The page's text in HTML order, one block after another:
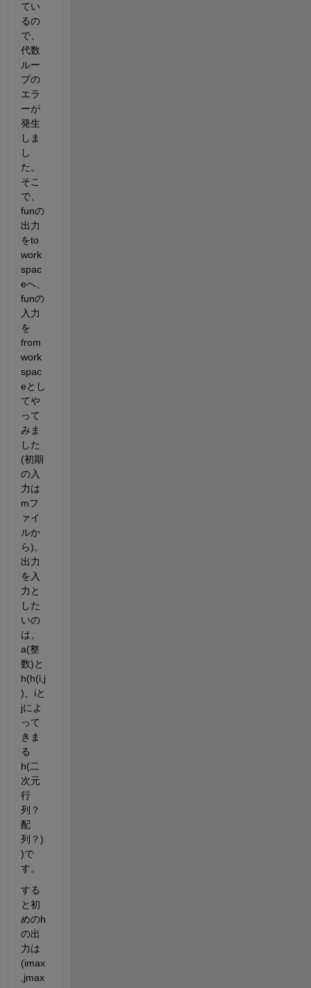
てい
るの
で、
代数
ルー
プの
エラ
ーが
発生
しま
し
た。
そこ
で、
funの
出力
をto
work
spac
eへ、
funの
入力
を
from
work
spac
eとし
てや
って
みま
した
(初期
の入
力は
mフ
ァイ
ルか
ら)。
出力
を入
力と
した
いの
は、
a(整
数)と
h(h(i,j
)、iと
jによ
って
きま
る
h(二
次元
行
列？
配
列？)
)で
す。
する
と初
めのh
の出
力は
(imax
,jmax